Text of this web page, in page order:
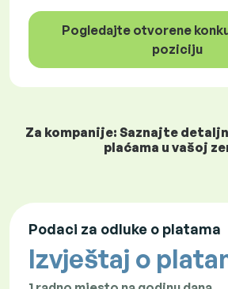
Pogledajte otvorene
poziciju
Za kompanije: Saznajte
plaćama u vašoj
Podaci za odluke o platama
Izvještaj o